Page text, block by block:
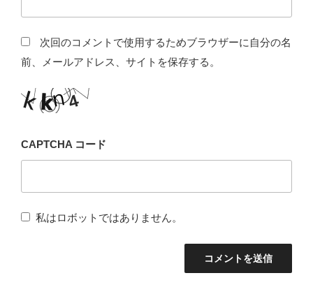
次回のコメントで使用するためブラウザーに自分の名
前、メールアドレス、サイトを保存する。
CAPTCHA コード
私はロボットではありません。